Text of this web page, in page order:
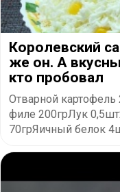
Королевский
же он. А
кто пробовал
Отварной
филе 200грЛук
70грЯичный белок